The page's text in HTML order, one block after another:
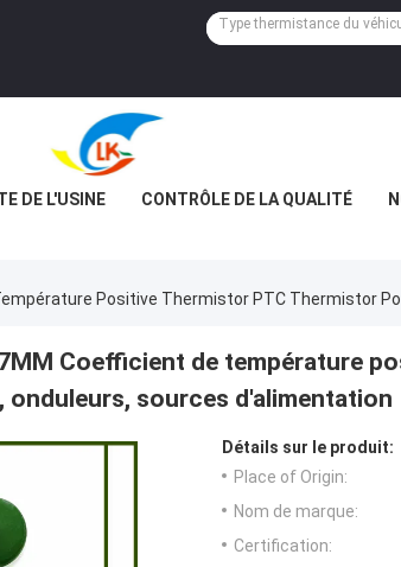
DE L'USINE CONTRÔLE DE LA QUALITÉ
Positive Thermistor PTC Thermistor
Coefficient de température
onduleurs, sources d'alimentation
Détails sur le produit:
Place of Origin:
Nom de marque:
Certification: